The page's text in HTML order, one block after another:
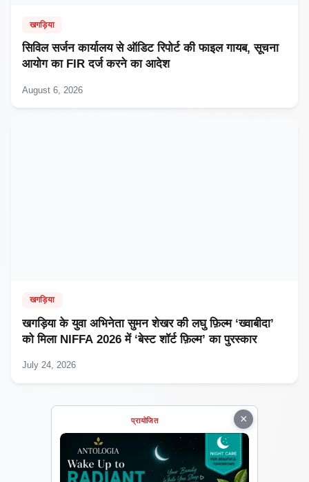
खगड़िया
सिविल सर्जन कार्यालय से ऑडिट रिपोर्ट की फाइल गायब, सूचना
आयोग का FIR दर्ज करने का आदेश
August 6, 2026
खगड़िया
खगड़िया के युवा अभिनेता सुमन शेखर की लघु फ़िल्म ‘ख्वाबीदा’
को मिला NIFFA 2026 में ‘बेस्ट शॉर्ट फ़िल्म’ का पुरस्कार
July 24, 2026
×
प्रायोजित